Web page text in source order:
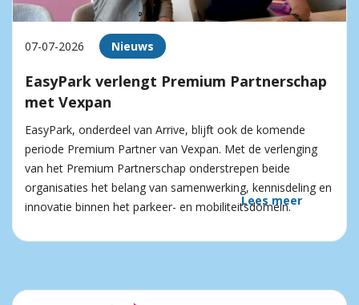
07-07-2026 Nieuws
EasyPark verlengt Premium Partnerschap
met Vexpan
EasyPark, onderdeel van Arrive, blijft ook de komende
periode Premium Partner van Vexpan. Met de verlenging
van het Premium Partnerschap onderstrepen beide
organisaties het belang van samenwerking, kennisdeling en
innovatie binnen het parkeer- en mobiliteitsdomein.
Lees meer